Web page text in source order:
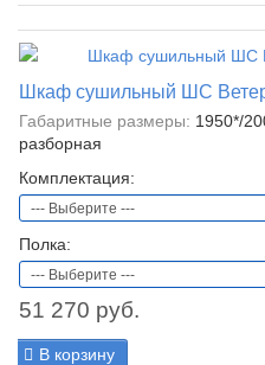
Шкаф сушильный ШС
Габаритные размеры: 1950*/
разборная
Комплектация:
Полка:
51 270 руб.
В корзину